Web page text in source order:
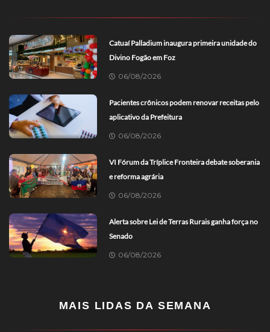
Catuaí Palladium inaugura primeira unidade do
Divino Fogão em Foz
06/08/2026
Pacientes crônicos podem renovar receitas pelo
aplicativo da Prefeitura
06/08/2026
VI Fórum da Tríplice Fronteira debate soberania
e reforma agrária
06/08/2026
Alerta sobre Lei de Terras Rurais ganha força no
Senado
06/08/2026
MAIS LIDAS DA SEMANA